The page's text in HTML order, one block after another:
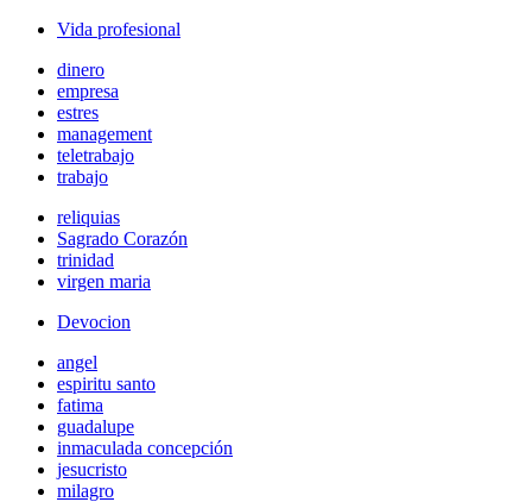
Vida profesional
dinero
empresa
estres
management
teletrabajo
trabajo
reliquias
Sagrado Corazón
trinidad
virgen maria
Devocion
angel
espiritu santo
fatima
guadalupe
inmaculada concepción
jesucristo
milagro